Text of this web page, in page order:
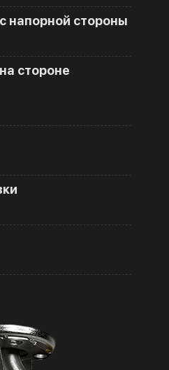
напорной стороны
стороне